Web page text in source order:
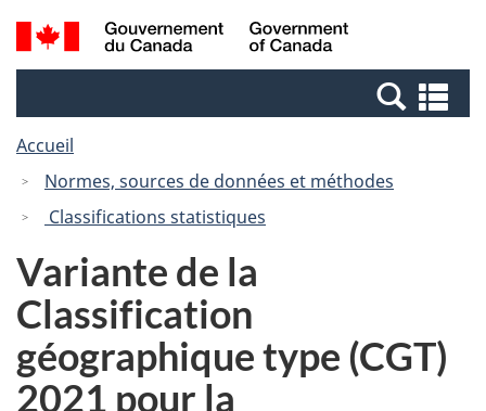
Passer
au
Passer
à
Canada
Recherche
et
et
Accueil
Normes, sources de données et méthodes
Classifications statistiques
Variante de la
Classification
géographique type (CGT)
2021 pour la